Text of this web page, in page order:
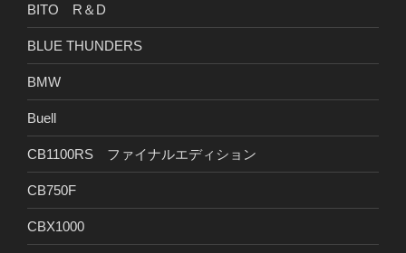
BITO R＆D
BLUE THUNDERS
BMW
Buell
CB1100RS ファイナルエディション
CB750F
CBX1000